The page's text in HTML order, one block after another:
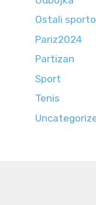
Ostali
Pariz2024
Partizan
Sport
Tenis